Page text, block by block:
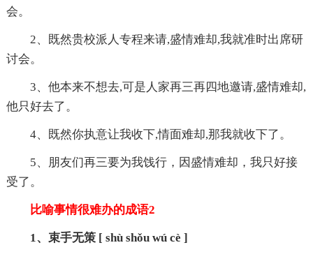
会。
2、既然贵校派人专程来请,盛情难却,我就准时出席研
讨会。
3、他本来不想去,可是人家再三再四地邀请,盛情难却,
他只好去了。
4、既然你执意让我收下,情面难却,那我就收下了。
5、朋友们再三要为我饯行，因盛情难却，我只好接
受了。
比喻事情很难办的成语2
1、束手无策 [ shù shǒu wú cè ]